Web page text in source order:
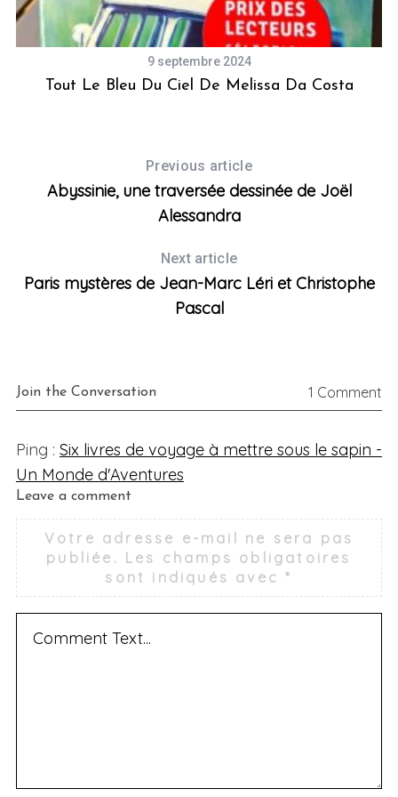
9 septembre 2024
Tout Le Bleu Du Ciel De Melissa Da Costa
Previous article
Abyssinie, une traversée dessinée de Joël
Alessandra
Next article
Paris mystères de Jean-Marc Léri et Christophe
Pascal
Join the Conversation 1 Comment
Ping : Six livres de voyage à mettre sous le sapin -
Un Monde d'Aventures
L
e
a
v
e
Leave a comment
Votre adresse e-mail ne sera pas
publiée. Les champs obligatoires
sont indiqués avec*